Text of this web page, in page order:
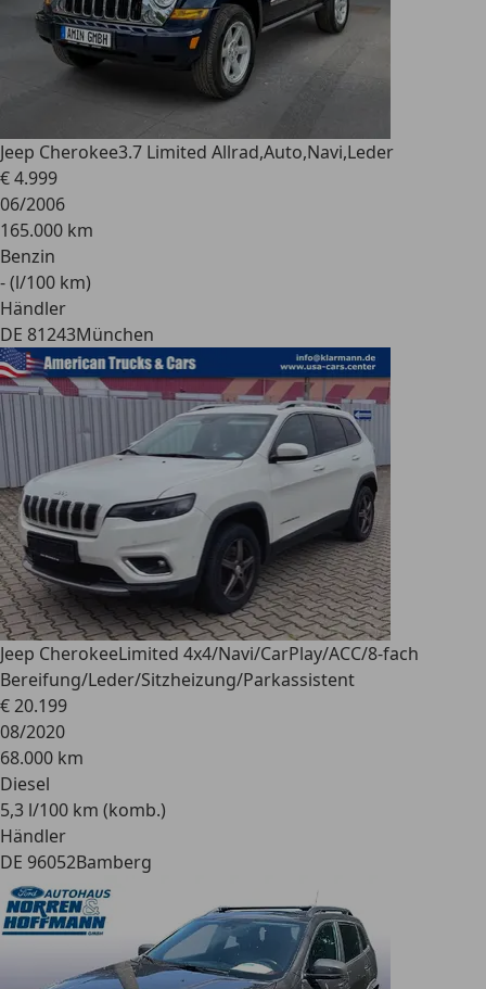
Jeep Cherokee3.7 Limited Allrad,Auto,Navi,Leder
€ 4.999
06/2006
165.000 km
Benzin
- (l/100 km)
Händler
DE 81243München
Jeep CherokeeLimited 4x4/Navi/CarPlay/ACC/8-fach
Bereifung/Leder/Sitzheizung/Parkassistent
€ 20.199
08/2020
68.000 km
Diesel
5,3 l/100 km (komb.)
Händler
DE 96052Bamberg